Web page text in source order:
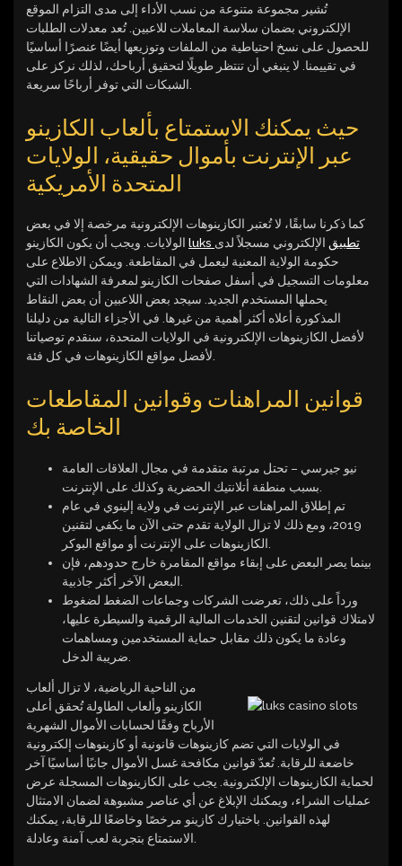
تُشير مجموعة متنوعة من نسب الأداء إلى مدى التزام الموقع
الإلكتروني بضمان سلاسة المعاملات للاعبين. تُعد معدلات الطلبات
للحصول على نسخ احتياطية من الملفات وتوزيعها أيضًا عنصرًا أساسيًا
في تقييمنا. لا ينبغي أن تنتظر طويلًا لتحقيق أرباحك، لذلك نركز على
حيث يمكنك الاستمتاع بألعاب الكازينو
عبر الإنترنت بأموال حقيقية، الولايات
المتحدة الأمريكية
كما ذكرنا سابقًا، لا تُعتبر الكازينوهات الإلكترونية مرخصة إلا في بعض
الولايات. ويجب أن يكون الكازينو
luks تطبيقالإلكتروني مسجلاً لدى
حكومة الولاية المعنية ليعمل في المقاطعة. ويمكن الاطلاع على
معلومات التسجيل في أسفل صفحات الكازينو لمعرفة الشهادات التي
يحملها المستخدم الجديد. سيجد بعض اللاعبين أن بعض النقاط
المذكورة أعلاه أكثر أهمية من غيرها. في الأجزاء التالية من دليلنا
لأفضل الكازينوهات الإلكترونية في الولايات المتحدة، سنقدم توصياتنا
لأفضل مواقع الكازينوهات في كل فئة.
قوانين المراهنات وقوانين المقاطعات
الخاصة بك
نيو جيرسي – تحتل مرتبة متقدمة في مجال العلاقات العامة
تم إطلاق المراهنات عبر الإنترنت في ولاية إلينوي في عام
2019، ومع ذلك لا تزال الولاية تقدم حتى الآن ما يكفي لتقنين
بينما يصر البعض على إبقاء مواقع المقامرة خارج حدودهم، فإن
ورداً على ذلك، تعرضت الشركات وجماعات الضغط لضغوط
لامتلاك قوانين لتقنين الخدمات المالية الرقمية والسيطرة عليها،
وعادة ما يكون ذلك مقابل حماية المستخدمين ومساهمات
من الناحية الرياضية، لا تزال ألعاب
الكازينو وألعاب الطاولة تُحقق أعلى
الأرباح وفقًا لحسابات الأموال الشهرية
في الولايات التي تضم كازينوهات قانونية أو كازينوهات إلكترونية
خاضعة للرقابة. تُعدّ قوانين مكافحة غسل الأموال جانبًا أساسيًا آخر
لحماية الكازينوهات الإلكترونية. يجب على الكازينوهات المسجلة عرض
عمليات الشراء، ويمكنك الإبلاغ عن أي عناصر مشبوهة لضمان الامتثال
لهذه القوانين. باختيارك كازينو مرخصًا وخاضعًا للرقابة، يمكنك
الاستمتاع بتجربة لعب آمنة وعادلة.